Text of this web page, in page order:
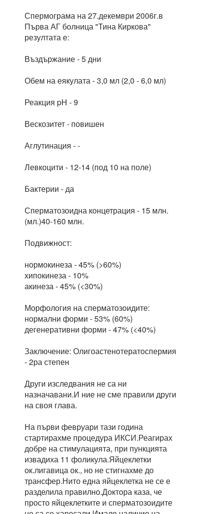
Спермограма на 27.декември 2006г.в
Първа АГ болница "Тина Киркова"
резултата е:
Въздържание - 5 дни
Обем на еякулата - 3,0 мл (2,0 - 6,0 мл)
Реакция pH - 9
Вескозитет - повишен
Аглутинация - -
Левкоцити - 12-14 (под 10 на поле)
Бактерии - да
Сперматозоидна концетрация - 15 млн.
(мл.)40-160 млн.
Подвижност:
нормокинеза - 45% (>60%)
хипокинеза - 10%
акинеза - 45% (<30%)
Морфология на сперматозоидите:
нормални форми - 53% (60%)
дегенеративни форми - 47% (<40%)
Заключение: Олигоастенотератоспермия
- 2ра степен
Други изследвания не са ни
назначавани.И ние не сме правили други
на своя глава.
На първи февруари тази година
стартирахме процедура ИКСИ.Реагирах
добре на стимулацията, при пункцията
извадиха 11 фоликула.Яйцеклетки
ок.лигавица ок., но не стигнахме до
трансфер.Нито една яйцеклетка не се е
разделила правилно.Доктора каза, че
просто яйцеклетките и сперматозоидите